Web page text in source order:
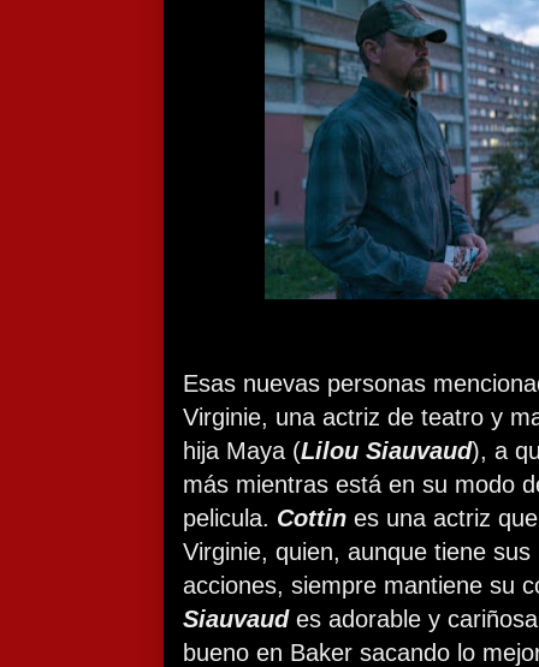
Esas nuevas personas
Virginie, una actriz de teatro y
hija Maya (Lilou Siauvaud), a
más mientras está en su modo
pelicula. Cottin es una actriz
Virginie, quien, aunque tiene
acciones, siempre mantiene su
Siauvaudes adorable y
bueno en Baker sacando lo